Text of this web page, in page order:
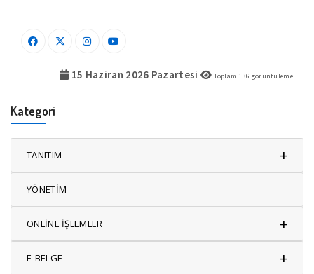
15 Haziran 2026 Pazartesi Toplam136 görüntüleme
Kategori
TANITIM +
YÖNETİM
ONLİNE İŞLEMLER +
E-BELGE +